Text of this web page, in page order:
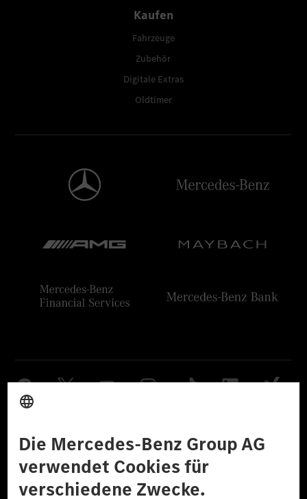
Kaufen
Fahrzeuge
Zubehör
Digitale Extras
Oldtimer
Datenschutz Lizenzhinweise Dritter Barrierefreiheit
© 2026 Mercedes-Benz Group AG. Alle Rechte vorbehalten.